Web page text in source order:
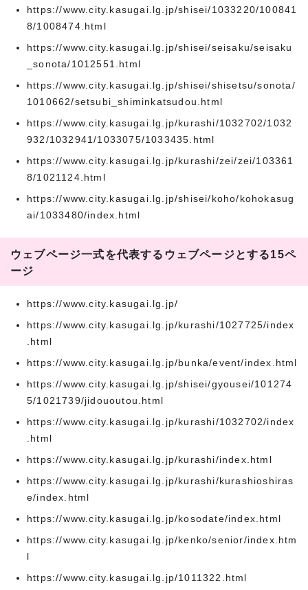
https://www.city.kasugai.lg.jp/shisei/1033220/100841
8/1008474.html
https://www.city.kasugai.lg.jp/shisei/seisaku/seisaku
_sonota/1012551.html
https://www.city.kasugai.lg.jp/shisei/shisetsu/sonota/
1010662/setsubi_shiminkatsudou.html
https://www.city.kasugai.lg.jp/kurashi/1032702/1032
932/1032941/1033075/1033435.html
https://www.city.kasugai.lg.jp/kurashi/zei/zei/103361
8/1021124.html
https://www.city.kasugai.lg.jp/shisei/koho/kohokasug
ai/1033480/index.html
ウェブページ一式を代表するウェブページとする15ペ
ージ
https://www.city.kasugai.lg.jp/
https://www.city.kasugai.lg.jp/kurashi/1027725/index
.html
https://www.city.kasugai.lg.jp/bunka/event/index.html
https://www.city.kasugai.lg.jp/shisei/gyousei/101274
5/1021739/jidououtou.html
https://www.city.kasugai.lg.jp/kurashi/1032702/index
.html
https://www.city.kasugai.lg.jp/kurashi/index.html
https://www.city.kasugai.lg.jp/kurashi/kurashioshiras
e/index.html
https://www.city.kasugai.lg.jp/kosodate/index.html
https://www.city.kasugai.lg.jp/kenko/senior/index.htm
https://www.city.kasugai.lg.jp/1011322.html